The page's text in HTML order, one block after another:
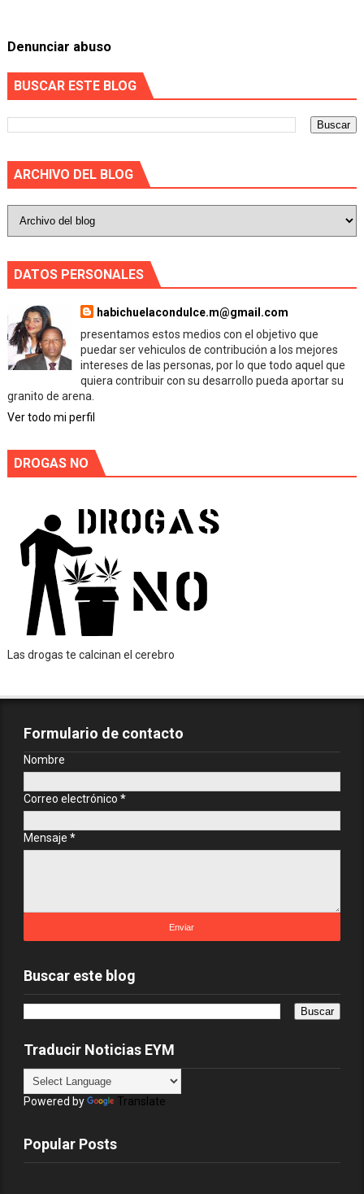
Denunciar abuso
BUSCAR ESTE BLOG
ARCHIVO DEL BLOG
DATOS PERSONALES
habichuelacondulce.m@gmail.com
presentamos estos medios con el objetivo que
puedar ser vehiculos de contribución a los mejores
intereses de las personas, por lo que todo aquel que
quiera contribuir con su desarrollo pueda aportar su
granito de arena.
Ver todo mi perfil
DROGAS NO
Las drogas te calcinan el cerebro
Formulario de contacto
Nombre
Correo electrónico *
Mensaje *
Buscar este blog
Traducir Noticias EYM
Powered by Translate
Popular Posts